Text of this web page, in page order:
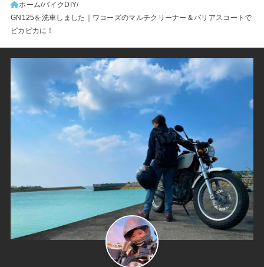
ホーム バイクDIY
GN125を洗車しました｜ワコーズのマルチクリーナー＆バリアスコートで
ピカピカに！